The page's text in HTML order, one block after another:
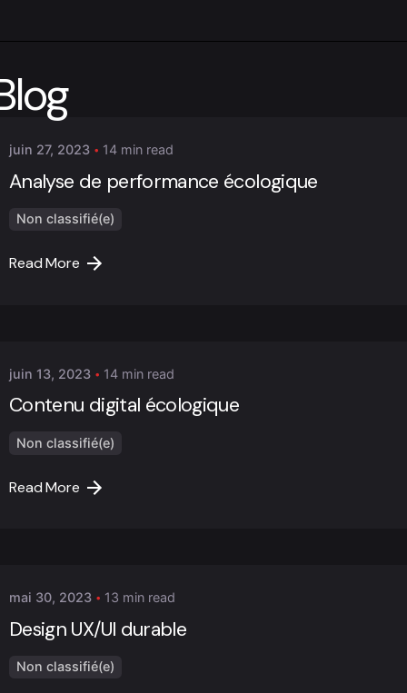
Marc Cheng
juin 27, 2023 14 min read
Analyse de performance écologique
Non classifié(e)
Read More
juin 13, 2023 14 min read
Contenu digital écologique
Non classifié(e)
Read More
mai 30, 2023 13 min read
Design UX/UI durable
Non classifié(e)